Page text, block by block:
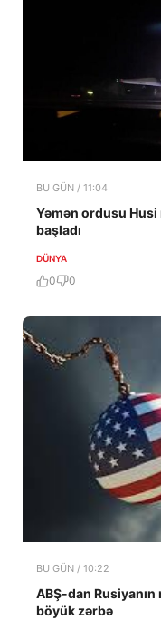
BU GÜN / 11:04
Yəmən ordusu
başladı
DÜNYA
0 0
BU GÜN / 10:22
ABŞ-dan
böyük zərbə